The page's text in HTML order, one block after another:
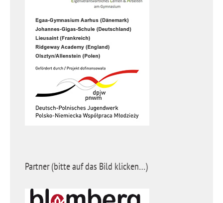
Partner (bitte auf das Bild klicken…)